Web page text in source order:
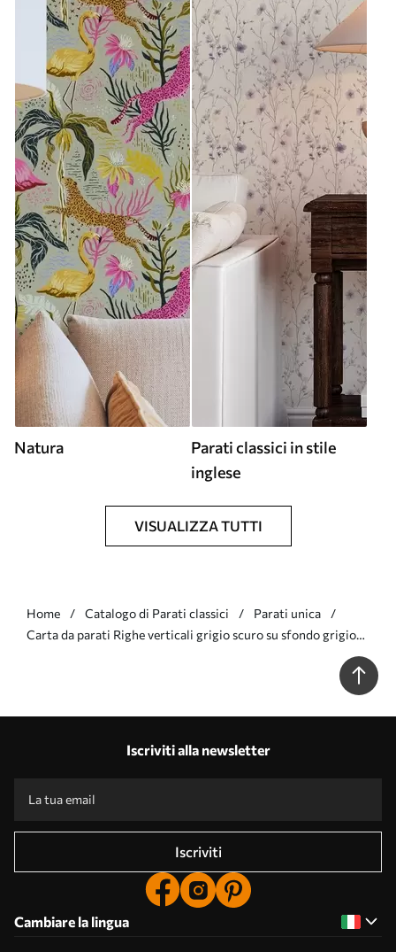
Natura
Parati classici in stile
inglese
VISUALIZZA TUTTI
Home Catalogo di Parati classici
Parati unica
Carta da parati Righe verticali grigio scuro su sfondo grigio
Iscriviti alla newsletter
Iscriviti
Cambiare la lingua